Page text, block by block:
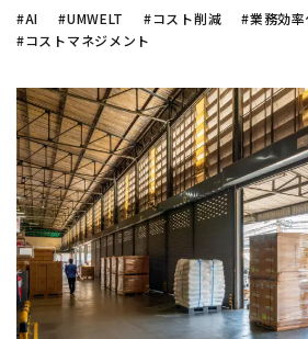
#AI #UMWELT #コスト削減 #業務効率
#コストマネジメント